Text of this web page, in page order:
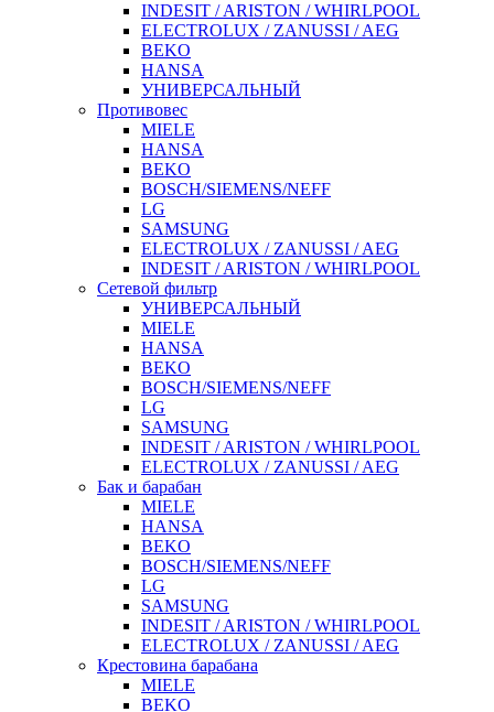
INDESIT / ARISTON / WHIRLPOOL
ELECTROLUX / ZANUSSI / AEG
BEKO
HANSA
УНИВЕРСАЛЬНЫЙ
Противовес
MIELE
HANSA
BEKO
BOSCH/SIEMENS/NEFF
LG
SAMSUNG
ELECTROLUX / ZANUSSI / AEG
INDESIT / ARISTON / WHIRLPOOL
Сетевой фильтр
УНИВЕРСАЛЬНЫЙ
MIELE
HANSA
BEKO
BOSCH/SIEMENS/NEFF
LG
SAMSUNG
INDESIT / ARISTON / WHIRLPOOL
ELECTROLUX / ZANUSSI / AEG
Бак и барабан
MIELE
HANSA
BEKO
BOSCH/SIEMENS/NEFF
LG
SAMSUNG
INDESIT / ARISTON / WHIRLPOOL
ELECTROLUX / ZANUSSI / AEG
Крестовина барабана
MIELE
BEKO